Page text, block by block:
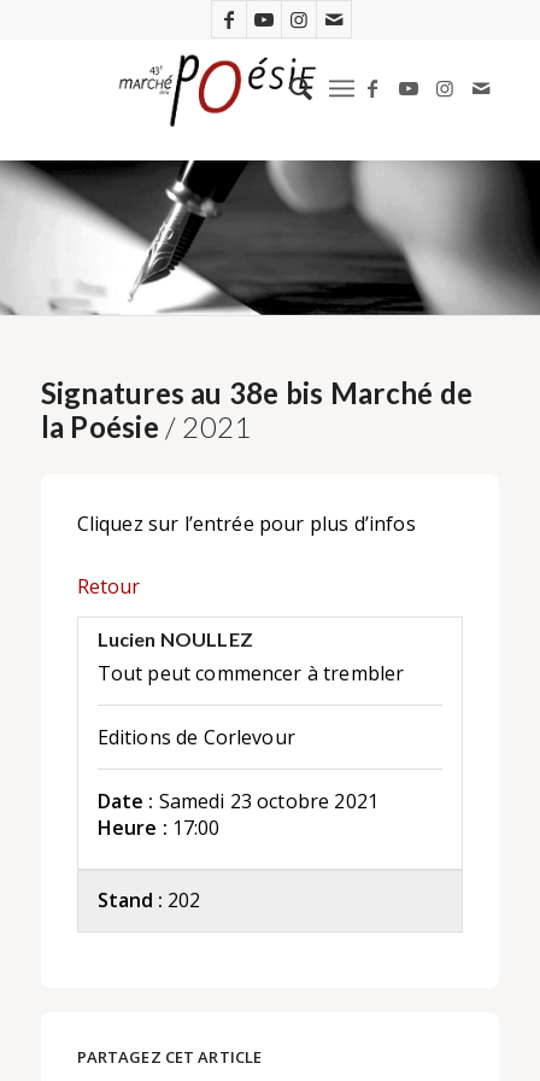
Signatures au 38e bis Marché de
la Poésie / 2021
Cliquez sur l’entrée pour plus d’infos
Retour
Lucien NOULLEZ
Tout peut commencer à trembler
Editions de Corlevour
Date : Samedi 23 octobre 2021
Heure : 17:00
Stand : 202
PARTAGEZ CET ARTICLE